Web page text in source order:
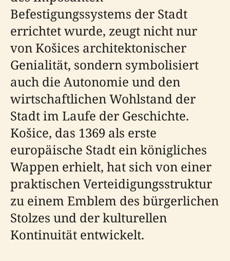
Befestigungssystems der Stadt
errichtet wurde, zeugt nicht nur
von Košices architektonischer
Genialität, sondern symbolisiert
auch die Autonomie und den
wirtschaftlichen Wohlstand der
Stadt im Laufe der Geschichte.
Košice, das 1369 als erste
europäische Stadt ein königliches
Wappen erhielt, hat sich von einer
praktischen Verteidigungsstruktur
zu einem Emblem des bürgerlichen
Stolzes und der kulturellen
Kontinuität entwickelt.